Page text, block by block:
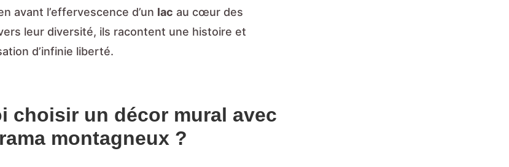
avant l’effervescence d’un lac au cœur des
leur diversité, ils racontent une histoire et
d’infinie liberté.
choisir un décor mural avec
montagneux ?